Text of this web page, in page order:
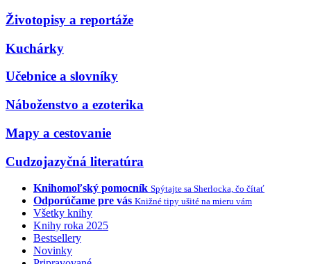
Životopisy a reportáže
Kuchárky
Učebnice a slovníky
Náboženstvo a ezoterika
Mapy a cestovanie
Cudzojazyčná literatúra
Knihomoľský pomocník Spýtajte sa Sherlocka, čo čítať
Odporúčame pre vás Knižné tipy ušité na mieru vám
Všetky knihy
Knihy roka 2025
Bestsellery
Novinky